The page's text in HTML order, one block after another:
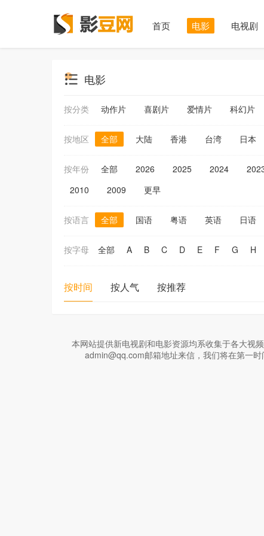
首页 电影 电视剧
电影
按分类 动作片 喜剧片 爱情片 科幻片
按地区 全部 大陆 香港 台湾 日本
按年份 全部 2026 2025 2024
2010
2009 更早
按语言 全部 国语 粤语 英语 日语
按字母 全部 A B C D E F G H
按时间 按人气 按推荐
本网站提供新电视剧和电影资源均系收集于各大视
admin@qq.com邮箱地址来信，我们将在第一